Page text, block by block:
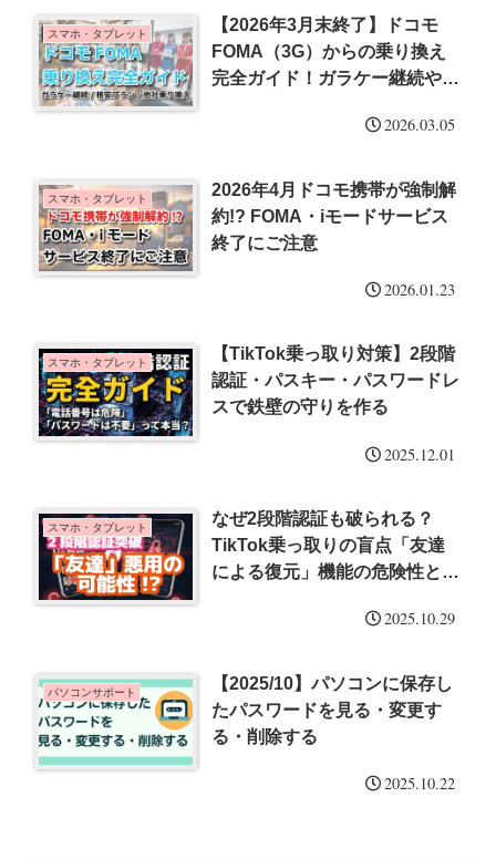
スマホ・タブレット
【2026年3月末終了】ドコモ
FOMA（3G）からの乗り換え
完全ガイド！ガラケー継続や無
2026.03.05
スマホ・タブレット
2026年4月ドコモ携帯が強制解
約!? FOMA・iモードサービス
終了にご注意
2026.01.23
スマホ・タブレット
【TikTok乗っ取り対策】2段階
認証・パスキー・パスワードレ
スで鉄壁の守りを作る
2025.12.01
スマホ・タブレット
なぜ2段階認証も破られる？
TikTok乗っ取りの盲点「友達
による復元」機能の危険性と対
2025.10.29
パソコンサポート
【2025/10】パソコンに保存し
たパスワードを見る・変更す
る・削除する
2025.10.22